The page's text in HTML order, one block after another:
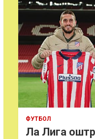
ФУТБОЛ
Ла Лига